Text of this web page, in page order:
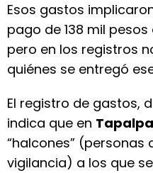
Esos gastos
pago de 138 mil
pero en los registros
quiénes se entregó
El registro de gastos,
indica que en Tapalpa
“halcones” (personas
vigilancia) a los que